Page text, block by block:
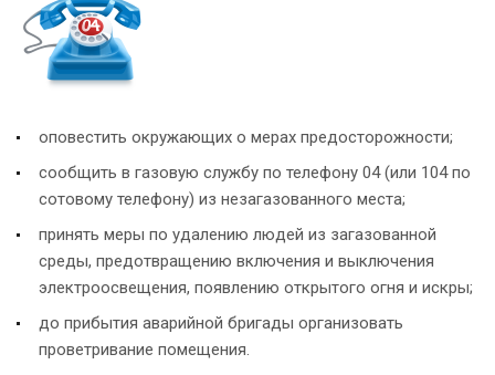
оповестить окружающих о мерах предосторожности;
сообщить в газовую службу по телефону 04 (или 104 по
сотовому телефону) из незагазованного места;
принять меры по удалению людей из загазованной
среды, предотвращению включения и выключения
электроосвещения, появлению открытого огня и искры;
до прибытия аварийной бригады организовать
проветривание помещения.